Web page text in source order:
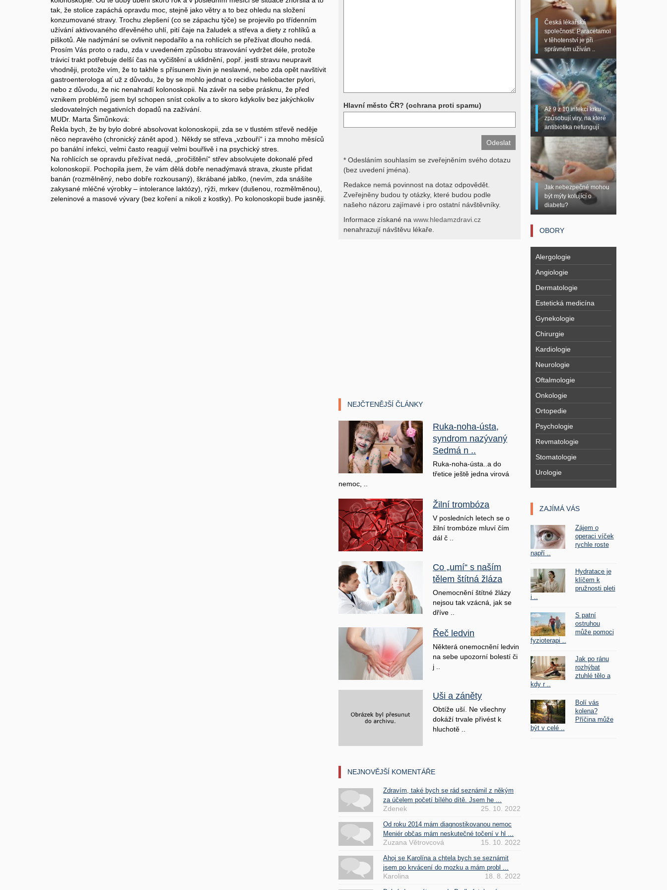
tak, že stolice zapáchá opravdu moc, stejně jako větry a to bez ohledu na složení
konzumované stravy. Trochu zlepšení (co se zápachu týče) se projevilo po třídenním
užívání aktivovaného dřevěného uhlí, pití čaje na žaludek a střeva a diety z rohlíků a
piškotů. Ale nadýmání se ovlivnit nepodařilo a na rohlících se přežívat dlouho nedá.
Prosím Vás proto o radu, zda v uvedeném způsobu stravování vydržet déle, protože
trávicí trakt potřebuje delší čas na vyčištění a uklidnění, popř. jestli stravu neupravit
vhodněji, protože vím, že to takhle s přísunem živin je neslavné, nebo zda opět navštívit
gastroenterologa ať už z důvodu, že by se mohlo jednat o recidivu heliobacter pylori,
nebo z důvodu, že nic nenahradí kolonoskopii. Na závěr na sebe prásknu, že před
vznikem problémů jsem byl schopen sníst cokoliv a to skoro kdykoliv bez jakýchkoliv
sledovatelných negativních dopadů na zažívání.
MUDr. Marta Šimůnková:
Řekla bych, že by bylo dobré absolvovat kolonoskopii, zda se v tlustém střevě neděje
něco nepravého (chronický zánět apod.). Někdy se střeva „vzbouří“ i za mnoho měsíců
po banální infekci, velmi často reagují velmi bouřlivě i na psychický stres.
Na rohlících se opravdu přežívat nedá, „pročištění“ střev absolvujete dokonalé před
kolonoskopií. Pochopila jsem, že vám dělá dobře nenadýmavá strava, zkuste přidat
banán (rozmělněný, nebo dobře rozkousaný), škrábané jablko, (nevím, zda snášíte
zakysané mléčné výrobky – intolerance laktózy), rýži, mrkev (dušenou, rozmělměnou),
zeleninové a masové vývary (bez koření a nikoli z kostky). Po kolonoskopii bude jasněji.
Děkujeme za pochopení
Hlavní město ČR? (ochrana proti spamu)
* Odesláním souhlasím se zveřejněním svého dotazu
(bez uvedení jména).
Redakce nemá povinnost na dotaz odpovědět.
Zveřejněny budou ty otázky, které budou podle
našeho názoru zajímavé i pro ostatní návštěvníky.
Informace získané na www.hledamzdravi.cz
nenahrazují návštěvu lékaře.
NEJČTENĚJŠÍ ČLÁNKY
Ruka-noha-ústa,
syndrom nazývaný
Sedmá n ..
Ruka-noha-ústa..a do
třetice ještě jedna virová
nemoc, ..
Žilní trombóza
V posledních letech se o
žilní trombóze mluví čím
dál č ..
Co „umí“ s naším
tělem štítná žláza
Onemocnění štítné žlázy
nejsou tak vzácná, jak se
dříve ..
Řeč ledvin
Některá onemocnění ledvin
na sebe upozorní bolestí či
j ..
Uši a záněty
Obtíže uší. Ne všechny
dokáží trvale přivést k
hluchotě ..
NEJNOVĚJŠÍ KOMENTÁŘE
Zdravím, také bych se rád seznámil z někým
za účelem početí bílého dítě. Jsem he ...
Zdenek 25. 10. 2022
Od roku 2014 mám diagnostikovanou nemoc
Meniér občas mám neskutečné točení v hl ...
Zuzana Větrovcová 15. 10. 2022
Ahoj se Karolína a chtela bych se seznámit
jsem po krvácení do mozku a mám probl ...
Karolina 18. 8. 2022
Česká lékařská
společnost: Paracetamol
v těhotenství je při
správném užíván ..
Až 9 z 10 infekcí krku
způsobují viry, na které
antibiotika nefungují
Jak nebezpečné mohou
být mýty kolující o
diabetu?
OBORY
Alergologie
Angiologie
Dermatologie
Estetická medicína
Gynekologie
Chirurgie
Kardiologie
Neurologie
Oftalmologie
Onkologie
Ortopedie
Psychologie
Revmatologie
Stomatologie
Urologie
ZAJÍMÁ VÁS
Zájem o
operaci víček
rychle roste
napří ..
Hydratace je
klíčem k
pružnosti pleti
i ..
S patní
ostruhou
může pomoci
fyzioterapi ..
Jak po ránu
rozhýbat
ztuhlé tělo a
kdy r ..
Bolí vás
kolena?
Příčina může
být v celé ..